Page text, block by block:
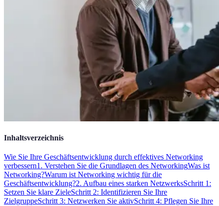
Inhaltsverzeichnis
Wie Sie Ihre Geschäftsentwicklung durch effektives Networking
verbessern1. Verstehen Sie die Grundlagen des NetworkingWas ist
Networking?Warum ist Networking wichtig für die
Geschäftsentwicklung?2. Aufbau eines starken NetzwerksSchritt 1:
Setzen Sie klare ZieleSchritt 2: Identifizieren Sie Ihre
ZielgruppeSchritt 3: Netzwerken Sie aktivSchritt 4: Pflegen Sie Ihre